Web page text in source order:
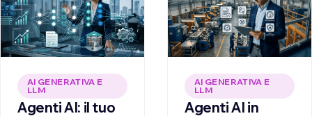
AI GENERATIVA E
LLM
Agenti AI: il tuo
AI GENERATIVA E
LLM
Agenti AI in